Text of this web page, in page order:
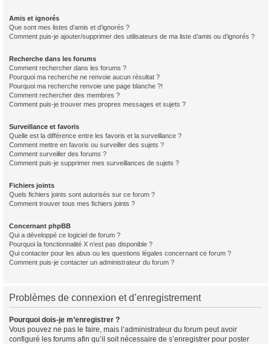
Amis et ignorés
Que sont mes listes d’amis et d’ignorés ?
Comment puis-je ajouter/supprimer des utilisateurs de ma liste d’amis ou d’ignorés ?
Recherche dans les forums
Comment rechercher dans les forums ?
Pourquoi ma recherche ne renvoie aucun résultat ?
Pourquoi ma recherche renvoie une page blanche ?!
Comment rechercher des membres ?
Comment puis-je trouver mes propres messages et sujets ?
Surveillance et favoris
Quelle est la différence entre les favoris et la surveillance ?
Comment mettre en favoris ou surveiller des sujets ?
Comment surveiller des forums ?
Comment puis-je supprimer mes surveillances de sujets ?
Fichiers joints
Quels fichiers joints sont autorisés sur ce forum ?
Comment trouver tous mes fichiers joints ?
Concernant phpBB
Qui a développé ce logiciel de forum ?
Pourquoi la fonctionnalité X n’est pas disponible ?
Qui contacter pour les abus ou les questions légales concernant ce forum ?
Comment puis-je contacter un administrateur du forum ?
Problèmes de connexion et d’enregistrement
Pourquoi dois-je m’enregistrer ?
Vous pouvez ne pas le faire, mais l’administrateur du forum peut avoir
configuré les forums afin qu’il soit nécessaire de s’enregistrer pour poster